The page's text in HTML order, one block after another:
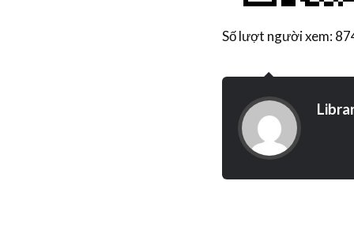
Số lượt người xem: